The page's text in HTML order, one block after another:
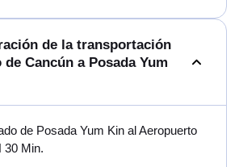
de la transportación
Cancún a Posada Yum
de Posada Yum Kin al Aeropuerto
30 Min.